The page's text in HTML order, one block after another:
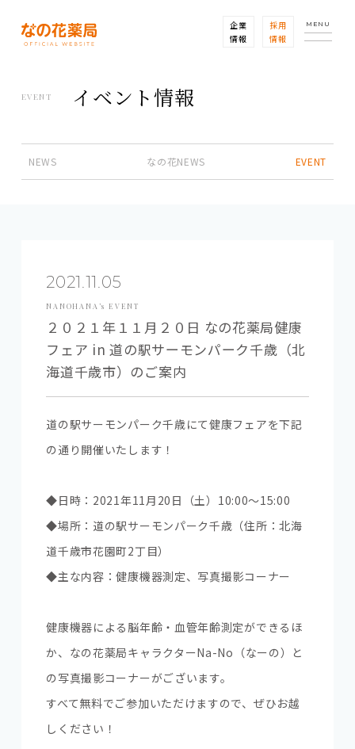
企業
情報
採用
情報
MENU
EVENT イベント情報
NEWS なの花NEWS EVENT
2021.11.05
NANOHANA’s EVENT
２０２１年１１月２０日 なの花薬局健康
フェア in 道の駅サーモンパーク千歳（北
海道千歳市）のご案内
道の駅サーモンパーク千歳にて健康フェアを下記
の通り開催いたします！
◆日時：2021年11月20日（土）10:00～15:00
◆場所：道の駅サーモンパーク千歳（住所：北海
道千歳市花園町2丁目）
◆主な内容：健康機器測定、写真撮影コーナー
健康機器による脳年齢・血管年齢測定ができるほ
か、なの花薬局キャラクターNa-No（なーの）と
の写真撮影コーナーがございます。
すべて無料でご参加いただけますので、ぜひお越
しください！